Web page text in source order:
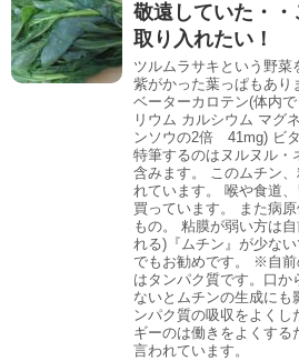
敬遠していた・
取り入れたい！
ツルムラサキという野菜
紫がかった葉っぱもあり
ベーターカロテン(体内
リウム カルシウム マグ
ンソウの2倍 41mg) ビ
特筆するのはヌルヌル・
含みます。 このムチン
れています。 喉や食道
買っています。 また病
もの。 粘膜が弱い方は
れる)『ムチン』が少な
でもお勧めです。 ※自
はタンパク質です。口か
ないとムチンの生成にも
ンパク質の吸収をよく
ギーのは働きをよくする
言われています。